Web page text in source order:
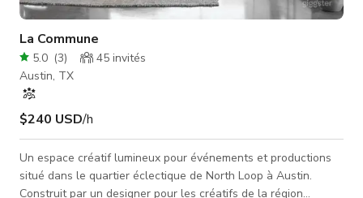
La Commune
5.0 (3) 45 invités
Austin, TX
$240 USD/h
Un espace créatif lumineux pour événements et productions
situé dans le quartier éclectique de North Loop à Austin.
Construit par un designer pour les créatifs de la région